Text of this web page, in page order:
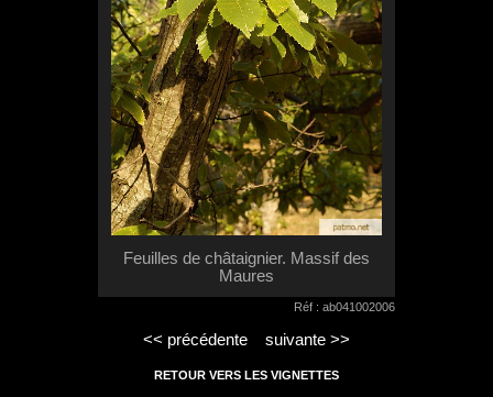
Feuilles de châtaignier. Massif des
Maures
Réf : ab041002006
<< précédente suivante >>
RETOUR VERS LES VIGNETTES